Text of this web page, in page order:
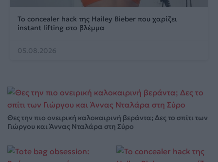
Το concealer hack της Hailey Bieber που χαρίζει
instant lifting στο βλέμμα
05.08.2026
Θες την πιο ονειρική καλοκαιρινή βεράντα; Δες το σπίτι των
Γιώργου και Άννας Νταλάρα στη Σύρο